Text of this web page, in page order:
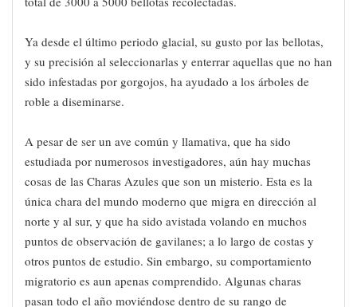
Ya desde el último periodo glacial, su gusto por las bellotas,
y su precisión al seleccionarlas y enterrar aquellas que no han
sido infestadas por gorgojos, ha ayudado a los árboles de
roble a diseminarse.
A pesar de ser un ave común y llamativa, que ha sido
estudiada por numerosos investigadores, aún hay muchas
cosas de las Charas Azules que son un misterio. Esta es la
única chara del mundo moderno que migra en dirección al
norte y al sur, y que ha sido avistada volando en muchos
puntos de observación de gavilanes; a lo largo de costas y
otros puntos de estudio. Sin embargo, su comportamiento
migratorio es aun apenas comprendido. Algunas charas
pasan todo el año moviéndose dentro de su rango de